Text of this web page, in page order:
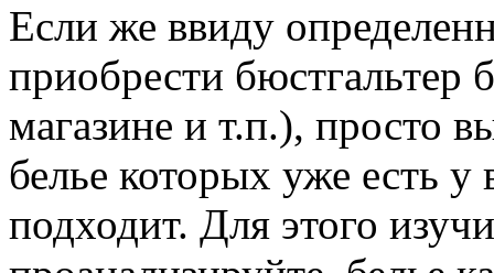
Если же ввиду
приобрести бюстгальтер
магазине и т.п.), просто
белье которых уже есть у
подходит. Для этого